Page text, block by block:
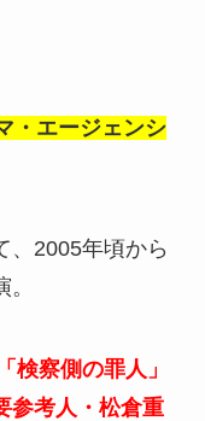
・エージェンシ
、2005年頃から
検察側の罪人」
参考人・松倉重